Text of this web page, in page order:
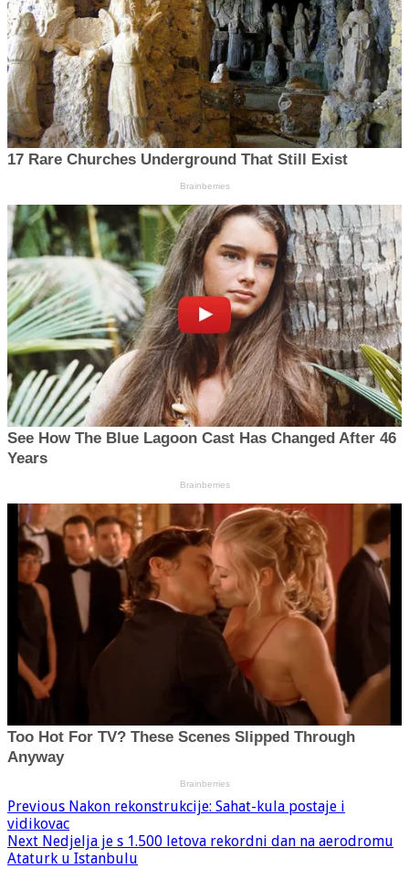
Previous Nakon rekonstrukcije: Sahat-kula postaje i
vidikovac
Next Nedjelja je s 1.500 letova rekordni dan na aerodromu
Ataturk u Istanbulu